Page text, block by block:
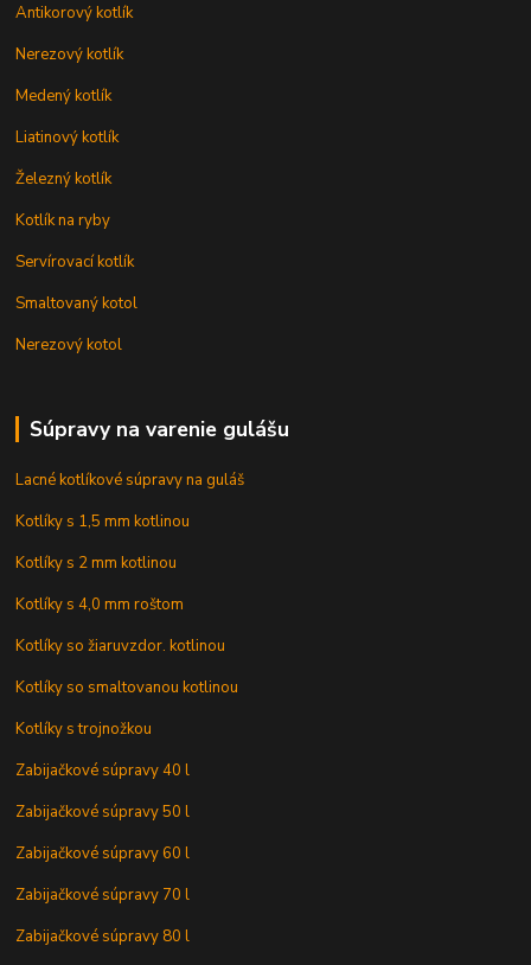
Antikorový kotlík
Nerezový kotlík
Medený kotlík
Liatinový kotlík
Železný kotlík
Kotlík na ryby
Servírovací kotlík
Smaltovaný kotol
Nerezový kotol
Súpravy na varenie gulášu
Lacné kotlíkové súpravy na guláš
Kotlíky s 1,5 mm kotlinou
Kotlíky s 2 mm kotlinou
Kotlíky s 4,0 mm roštom
Kotlíky so žiaruvzdor. kotlinou
Kotlíky so smaltovanou kotlinou
Kotlíky s trojnožkou
Zabijačkové súpravy 40 l
Zabijačkové súpravy 50 l
Zabijačkové súpravy 60 l
Zabijačkové súpravy 70 l
Zabijačkové súpravy 80 l